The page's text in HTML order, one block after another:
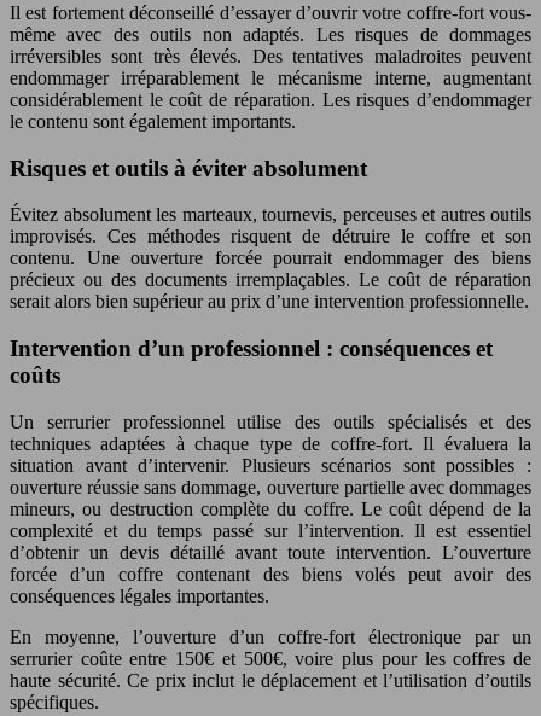
Il est fortement déconseillé d’essayer d’ouvrir votre coffre-fort vous-
même avec des outils non adaptés. Les risques de dommages
irréversibles sont très élevés. Des tentatives maladroites peuvent
endommager irréparablement le mécanisme interne, augmentant
considérablement le coût de réparation. Les risques d’endommager
le contenu sont également importants.
Risques et outils à éviter absolument
Évitez absolument les marteaux, tournevis, perceuses et autres outils
improvisés. Ces méthodes risquent de détruire le coffre et son
contenu. Une ouverture forcée pourrait endommager des biens
précieux ou des documents irremplaçables. Le coût de réparation
serait alors bien supérieur au prix d’une intervention professionnelle.
Intervention d’un professionnel : conséquences et
coûts
Un serrurier professionnel utilise des outils spécialisés et des
techniques adaptées à chaque type de coffre-fort. Il évaluera la
situation avant d’intervenir. Plusieurs scénarios sont possibles :
ouverture réussie sans dommage, ouverture partielle avec dommages
mineurs, ou destruction complète du coffre. Le coût dépend de la
complexité et du temps passé sur l’intervention. Il est essentiel
d’obtenir un devis détaillé avant toute intervention. L’ouverture
forcée d’un coffre contenant des biens volés peut avoir des
conséquences légales importantes.
En moyenne, l’ouverture d’un coffre-fort électronique par un
serrurier coûte entre 150€ et 500€, voire plus pour les coffres de
haute sécurité. Ce prix inclut le déplacement et l’utilisation d’outils
spécifiques.